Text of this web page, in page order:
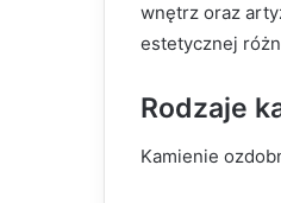
wnętrz oraz
estetycznej
Rodzaje
Kamienie